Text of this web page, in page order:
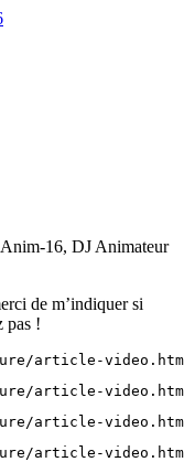
Anim-16, DJ Animateur
de m’indiquer si
pas !
article-
article-
article-
article-